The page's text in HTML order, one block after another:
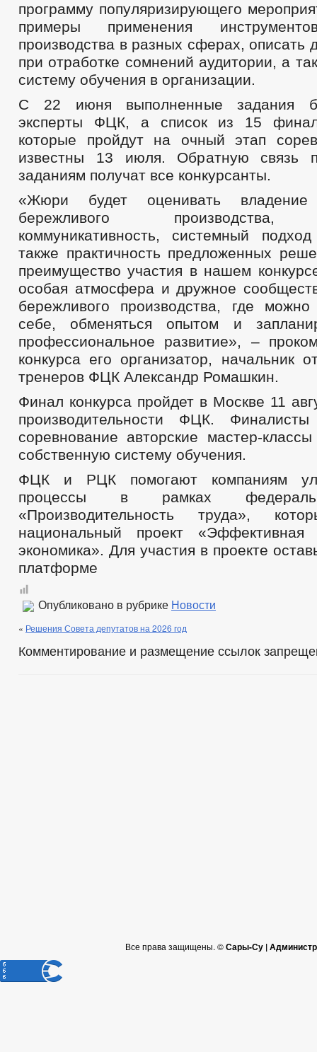
программу популяризирующего
примеры применения
производства в разных сферах, описать
при отработке сомнений аудитории, а
систему обучения в организации.
С 22 июня выполненные задания
эксперты ФЦК, а список из 15
которые пройдут на очный этап
известны 13 июля. Обратную связь
заданиям получат все конкурсанты.
«Жюри будет оценивать владение
бережливого производства,
коммуникативность, системный
также практичность предложенных
преимущество участия в нашем
особая атмосфера и дружное
бережливого производства, где
себе, обменяться опытом и
профессиональное развитие», –
конкурса его организатор, начальник
тренеров ФЦК Александр Ромашкин.
Финал конкурса пройдет в Москве 11
производительности ФЦК.
соревнование авторские мастер-
собственную систему обучения.
ФЦК и РЦК помогают компаниям
процессы в рамках
«Производительность труда»,
национальный проект «Эффективная
экономика». Для участия в проекте
платформе
Опубликовано в рубрике Новости
« Решения Совета депутатов на 2026 год
Комментирование и размещение ссылок
Все права защищены. ©Сары-Су |